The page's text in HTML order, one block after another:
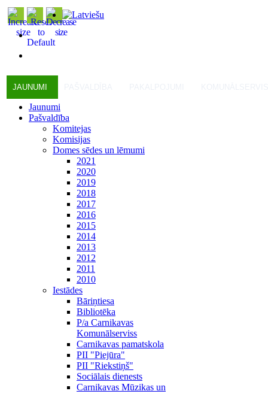
JAUNUMI
Jaunumi
Pašvaldība
Komitejas
Komisijas
Domes sēdes un lēmumi
2021
2020
2019
2018
2017
2016
2015
2014
2013
2012
2011
2010
Iestādes
Bāriņtiesa
Bibliotēka
P/a Carnikavas
Komunālserviss
Carnikavas pamatskola
PII "Piejūra"
PII "Riekstiņš"
Sociālais dienests
Carnikavas Mūzikas un